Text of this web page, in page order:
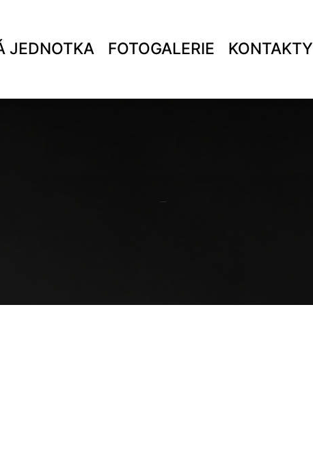
JEDNOTKA FOTOGALERIE KONTAKTY